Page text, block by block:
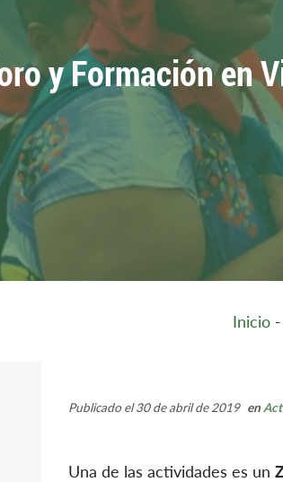
y Formación en
Inicio -
Publicado el 30 de abril de 2019 en
Una de las actividades es un